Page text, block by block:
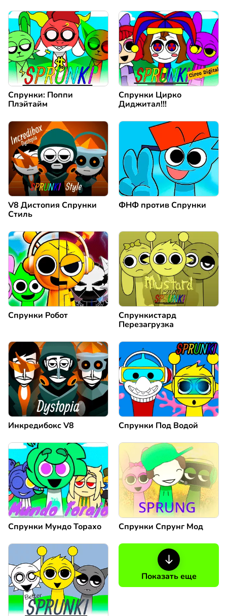
Спрунки: Поппи
Плэйтайм
Спрунки Цирко
Диджитал!!!
V8 Дистопия Спрунки
Стиль
ФНФ против Спрунки
Спрунки Робот
Спрункистард
Перезагрузка
Инкредибокс V8 Спрунки Под Водой
Спрунки Мундо Торахо Спрунки Спрунг Мод
Показать еще